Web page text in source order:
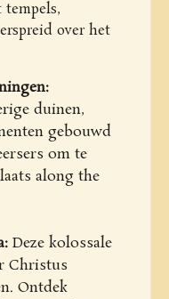
tempels,
over het
duinen,
gebouwd
om te
along the
Deze kolossale
Christus
Ontdek